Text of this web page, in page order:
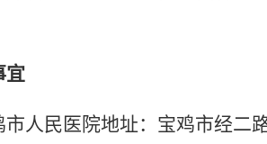
宜
市人民医院地址：宝鸡市经二